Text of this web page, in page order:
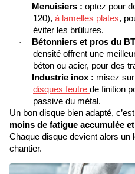
· Menuisiers : optez pour
120), à lamelles plates,
éviter les brûlures.
· Bétonniers et pros du
densité offrent une
béton ou acier, pour des
· Industrie inox : misez
disques feutre de finition
passive du métal.
Un bon disque bien adapté, c’est
moins de fatigue accumulée
Chaque disque devient alors un
chantier.